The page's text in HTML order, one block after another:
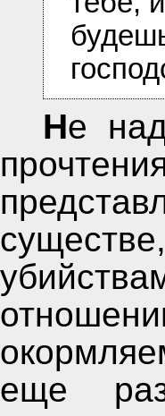
Не надо быть семи пядей во лбу, чтобы после
еще